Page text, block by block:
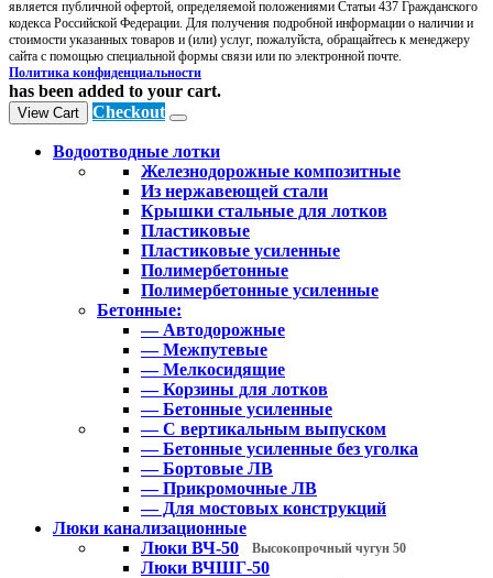
является публичной офертой, определяемой положениями Статьи 437 Гражданского
кодекса Российской Федерации. Для получения подробной информации о наличии и
стоимости указанных товаров и (или) услуг, пожалуйста, обращайтесь к менеджеру
сайта с помощью специальной формы связи или по электронной почте.
Политика конфиденциальности
has been added to your cart.
View Cart Checkout
Водоотводные лотки
Железнодорожные композитные
Из нержавеющей стали
Крышки стальные для лотков
Пластиковые
Пластиковые усиленные
Полимербетонные
Полимербетонные усиленные
Бетонные:
— Автодорожные
— Межпутевые
— Мелкосидящие
— Корзины для лотков
— Бетонные усиленные
— С вертикальным выпуском
— Бетонные усиленные без уголка
— Бортовые ЛВ
— Прикромочные ЛВ
— Для мостовых конструкций
Люки канализационные
Люки ВЧ-50
Высокопрочный чугун 50
Люки ВЧШГ-50